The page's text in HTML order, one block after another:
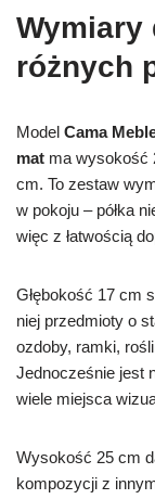
Wymiary
różnych
Model Cama
mat ma wysokość
cm. To zestaw
w pokoju – półka
więc z łatwością
Głębokość 17 cm
niej przedmioty o
ozdoby, ramki,
Jednocześnie jest
wiele miejsca
Wysokość 25 cm
kompozycji z